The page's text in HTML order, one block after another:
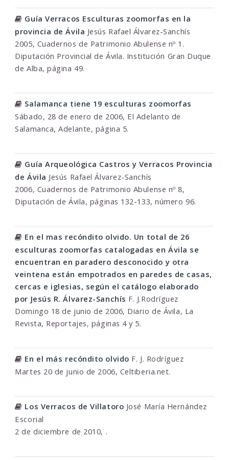
Guía Verracos Esculturas zoomorfas en la
provincia de Ávila Jesús Rafael Álvarez-Sanchís
2005, Cuadernos de Patrimonio Abulense nº 1.
Diputación Provincial de Ávila. Institución Gran Duque
de Alba, página 49.
Salamanca tiene 19 esculturas zoomorfas
Sábado, 28 de enero de 2006, El Adelanto de
Salamanca, Adelante, página 5.
Guía Arqueológica Castros y Verracos Provincia
de Ávila Jesús Rafael Álvarez-Sanchís
2006, Cuadernos de Patrimonio Abulense nº 8,
Diputación de Ávila, páginas 132-133, número 96.
En el mas recóndito olvido. Un total de 26
esculturas zoomorfas catalogadas en Ávila se
encuentran en paradero desconocido y otra
veintena están empotrados en paredes de casas,
cercas e iglesias, según el catálogo elaborado
por Jesús R. Álvarez-Sanchís F. J.Rodríguez
Domingo 18 de junio de 2006, Diario de Ávila, La
Revista, Reportajes, páginas 4 y 5.
En el más recóndito olvido F. J. Rodríguez
Martes 20 de junio de 2006, Celtiberia.net.
Los Verracos de Villatoro José María Hernández
Escorial
2 de diciembre de 2010, .